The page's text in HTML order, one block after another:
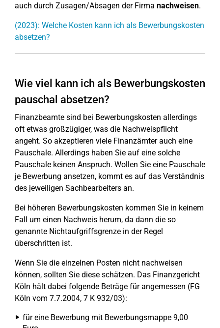
auch durch Zusagen/Absagen der Firma nachweisen.
(2023): Welche Kosten kann ich als Bewerbungskosten
absetzen?
Wie viel kann ich als Bewerbungskosten
pauschal absetzen?
Finanzbeamte sind bei Bewerbungskosten allerdings
oft etwas großzügiger, was die Nachweispflicht
angeht. So akzeptieren viele Finanzämter auch eine
Pauschale. Allerdings haben Sie auf eine solche
Pauschale keinen Anspruch. Wollen Sie eine Pauschale
je Bewerbung ansetzen, kommt es auf das Verständnis
des jeweiligen Sachbearbeiters an.
Bei höheren Bewerbungskosten kommen Sie in keinem
Fall um einen Nachweis herum, da dann die so
genannte Nichtaufgriffsgrenze in der Regel
überschritten ist.
Wenn Sie die einzelnen Posten nicht nachweisen
können, sollten Sie diese schätzen. Das Finanzgericht
Köln hält dabei folgende Beträge für angemessen (FG
Köln vom 7.7.2004, 7 K 932/03):
für eine Bewerbung mit Bewerbungsmappe 9,00